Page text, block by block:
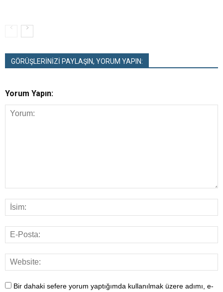
GÖRÜŞLERİNİZİ PAYLAŞIN, YORUM YAPIN:
Yorum Yapın:
Bir dahaki sefere yorum yaptığımda kullanılmak üzere adımı, e-